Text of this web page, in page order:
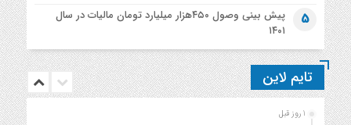
5
پیش بینی وصول ۴۵۰هزار میلیارد تومان مالیات در سال
۱۴۰۱
تایم لاین
1 روز قبل